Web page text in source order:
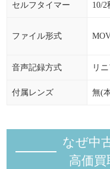
セルフタイマー 10/2
ファイル形式
音声記録方式 リ
付属レンズ 無(
なぜ中
高価